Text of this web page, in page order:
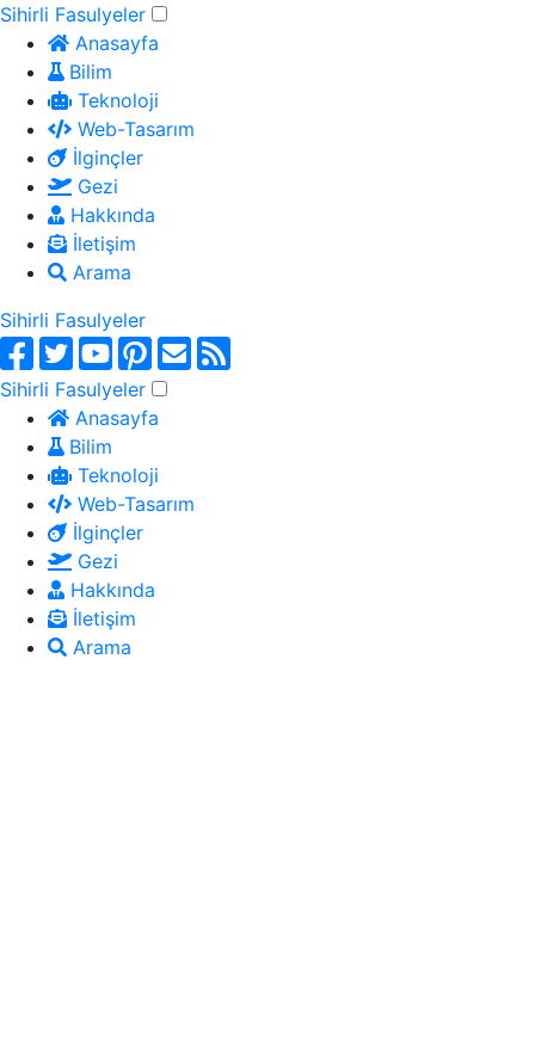
Sihirli Fasulyeler
Anasayfa
Bilim
Teknoloji
Web-Tasarım
İlginçler
Gezi
Hakkında
İletişim
Arama
Sihirli Fasulyeler
Sihirli Fasulyeler
Anasayfa
Bilim
Teknoloji
Web-Tasarım
İlginçler
Gezi
Hakkında
İletişim
Arama